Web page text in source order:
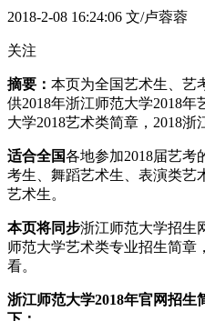
2018-2-08 16:24:06 文/卢蓉蓉
关注
摘要： 本页为全国艺术生、艺
供2018年浙江师范大学2018
大学2018艺术类简章，2018浙
适合全国各地参加2018届艺考
考生、舞蹈艺术生、表演类艺
艺术生。
本页将同步浙江师范大学招生
师范大学艺术类专业招生简章
看。
浙江师范大学2018年官网招生